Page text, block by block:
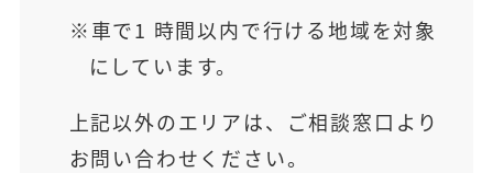
車で1 時間以内で行ける地域を対象
にしています。
上記以外のエリアは、ご相談窓口より
お問い合わせください。